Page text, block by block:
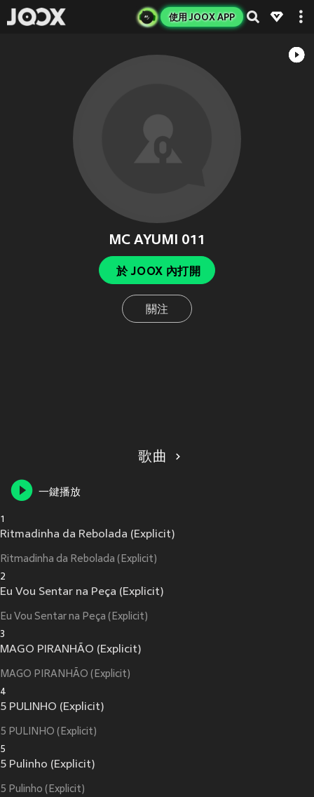
使用 JOOX APP
MC AYUMI 011
於 JOOX 內打開
關注
歌曲
一鍵播放
1
Ritmadinha da Rebolada (Explicit)
Ritmadinha da Rebolada (Explicit)
2
Eu Vou Sentar na Peça (Explicit)
Eu Vou Sentar na Peça (Explicit)
3
MAGO PIRANHÃO (Explicit)
MAGO PIRANHÃO (Explicit)
4
5 PULINHO (Explicit)
5 PULINHO (Explicit)
5
5 Pulinho (Explicit)
5 Pulinho (Explicit)